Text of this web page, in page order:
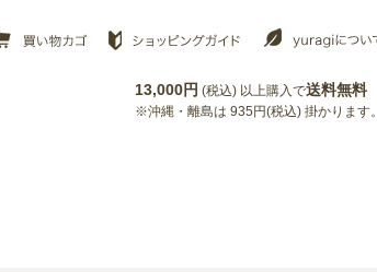
13,000円 (税込) 以上購入で送料無料
※沖縄・離島は 935円(税込) 掛かります。